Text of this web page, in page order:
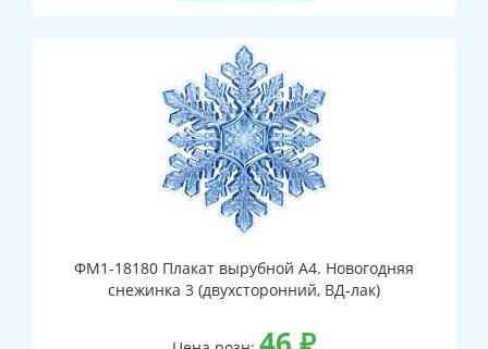
ФМ1-18180 Плакат вырубной А4. Новогодняя
снежинка 3 (двухсторонний, ВД-лак)